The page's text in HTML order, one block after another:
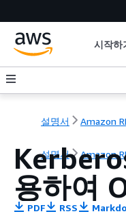
시작하
설명서 Amazon
설명서 Amazon
용하여
PDF RSS